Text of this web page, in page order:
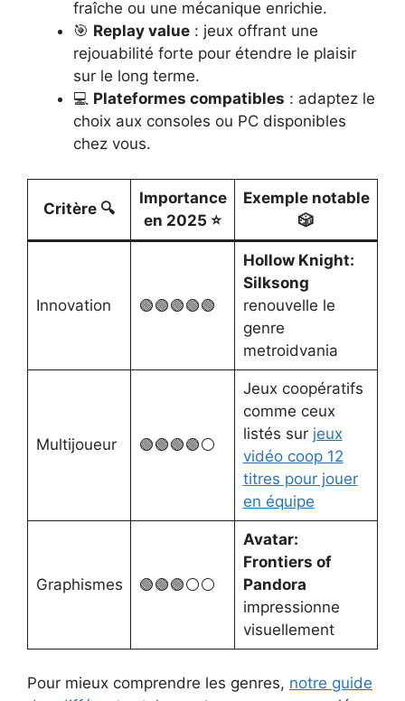
fraîche ou une mécanique enrichie.
🎯 Replay value : jeux offrant une
rejouabilité forte pour étendre le plaisir
sur le long terme.
💻 Plateformes compatibles : adaptez le
choix aux consoles ou PC disponibles
chez vous.
Critère 🔍
Importance
en 2025 ⭐️
Exemple notable
🎲
Innovation 🟢🟢🟢🟢🟢
Hollow Knight:
Silksong
renouvelle le
genre
metroidvania
Multijoueur 🟢🟢🟢🟢⚪
Jeux coopératifs
comme ceux
listés sur jeux
vidéo coop 12
titres pour jouer
en équipe
Graphismes 🟢🟢🟢⚪⚪
Avatar:
Frontiers of
Pandora
impressionne
visuellement
Pour mieux comprendre les genres, notre guide